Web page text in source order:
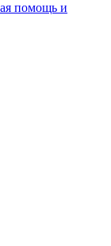
помощь и